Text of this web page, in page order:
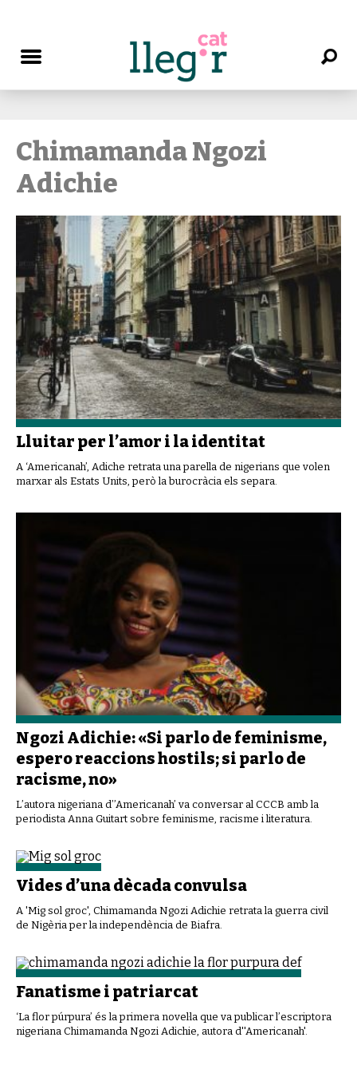
Chimamanda Ngozi
Adichie
Lluitar per l’amor i la identitat
A ‘Americanah’, Adiche retrata una parella de nigerians que volen
marxar als Estats Units, però la burocràcia els separa.
Ngozi Adichie: «Si parlo de feminisme,
espero reaccions hostils; si parlo de
racisme, no»
L’autora nigeriana d’’Americanah’ va conversar al CCCB amb la
periodista Anna Guitart sobre feminisme, racisme i literatura.
Vides d’una dècada convulsa
A 'Mig sol groc', Chimamanda Ngozi Adichie retrata la guerra civil
de Nigèria per la independència de Biafra.
Fanatisme i patriarcat
‘La flor púrpura’ és la primera novel·la que va publicar l’escriptora
nigeriana Chimamanda Ngozi Adichie, autora d''Americanah'.